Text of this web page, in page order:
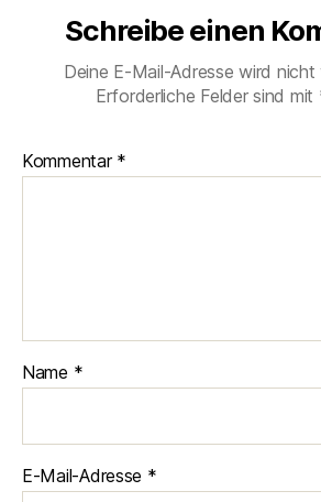
Schreibe einen
Deine E-Mail-Adresse wird
Erforderliche Felder sind mit
Kommentar *
Name *
E-Mail-Adresse *